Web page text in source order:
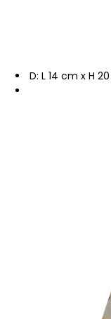
D: L 14 cm x H